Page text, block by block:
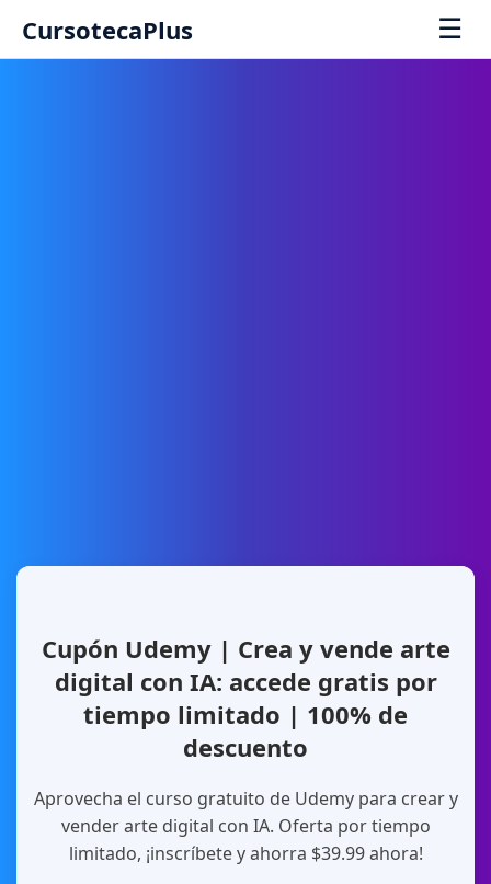
CursotecaPlus ☰
Cupón Udemy | Crea y vende arte
digital con IA: accede gratis por
tiempo limitado | 100% de
descuento
Aprovecha el curso gratuito de Udemy para crear y
vender arte digital con IA. Oferta por tiempo
limitado, ¡inscríbete y ahorra $39.99 ahora!